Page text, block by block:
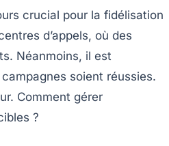
crucial pour la fidélisation
d’appels, où des
Néanmoins, il est
soient réussies.
Comment gérer
?